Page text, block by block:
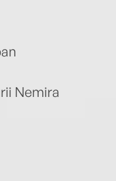
Nemira